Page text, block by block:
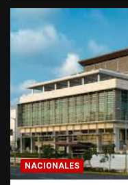
NACIONALES